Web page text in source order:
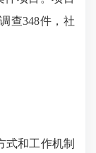
查348件，社
和工作机制